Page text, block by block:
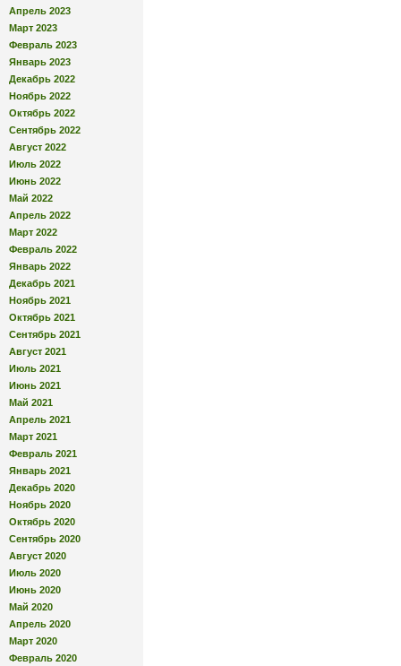
Апрель 2023
Март 2023
Февраль 2023
Январь 2023
Декабрь 2022
Ноябрь 2022
Октябрь 2022
Сентябрь 2022
Август 2022
Июль 2022
Июнь 2022
Май 2022
Апрель 2022
Март 2022
Февраль 2022
Январь 2022
Декабрь 2021
Ноябрь 2021
Октябрь 2021
Сентябрь 2021
Август 2021
Июль 2021
Июнь 2021
Май 2021
Апрель 2021
Март 2021
Февраль 2021
Январь 2021
Декабрь 2020
Ноябрь 2020
Октябрь 2020
Сентябрь 2020
Август 2020
Июль 2020
Июнь 2020
Май 2020
Апрель 2020
Март 2020
Февраль 2020